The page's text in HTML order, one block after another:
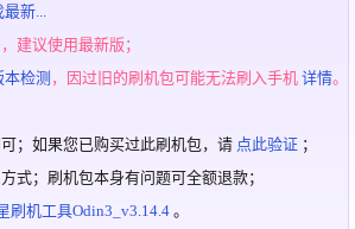
新...
建议使用最新版；
本检测 ，因过旧的刷机包可能无法刷入手机详情。
；如果您已购买过此刷机包，请 点此验证 ；
式；刷机包本身有问题可全额退款；
刷机工具Odin3_v3.14.4 。